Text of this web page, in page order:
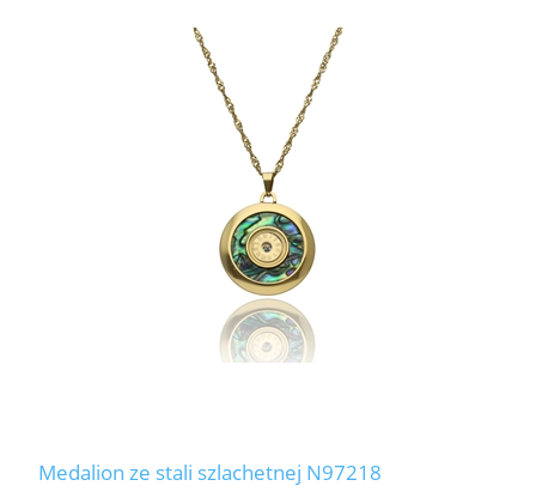
Medalion ze stali szlachetnej N97218